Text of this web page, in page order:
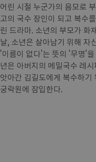
어린 시절 누군가의 음모로
고의 국수 장인이 되고 복수
린 드라마. 소년의 부모가 화
날, 소년은 살아남기 위해 자
'이름이 없다'는 뜻의 '무명'
년은 아버지의 메밀국수 레
앗아간 김길도에게 복수하기
궁락원에 잠입한다.